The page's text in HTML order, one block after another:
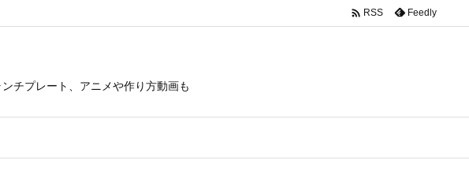
チプレート、アニメや作り方動画も
 RSS Feedly